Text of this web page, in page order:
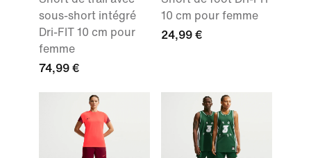
sous-short intégré
Dri-FIT 10 cm pour
femme
74,99 €
10 cm pour femme
24,99 €